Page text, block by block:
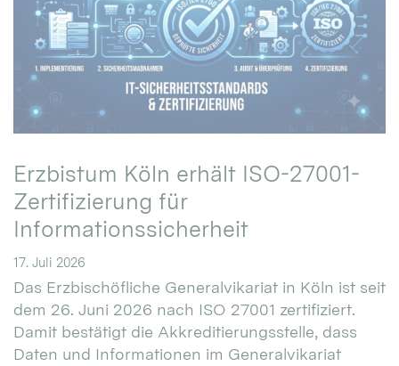
Erzbistum Köln erhält ISO-27001-
Zertifizierung für
Informationssicherheit
17. Juli 2026
Das Erzbischöfliche Generalvikariat in Köln ist seit
dem 26. Juni 2026 nach ISO 27001 zertifiziert.
Damit bestätigt die Akkreditierungsstelle, dass
Daten und Informationen im Generalvikariat